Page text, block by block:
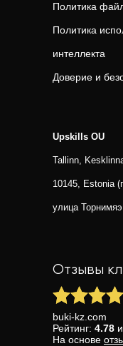
Политика
Политика
интеллекта
Доверие и
Upskills OU
Tallinn,
10145, Estonia
улица
Отзывы
buki-kz.com
Рейтинг: 4.78
На основе